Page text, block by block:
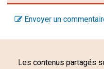
Envoyer un
Les contenus partagés